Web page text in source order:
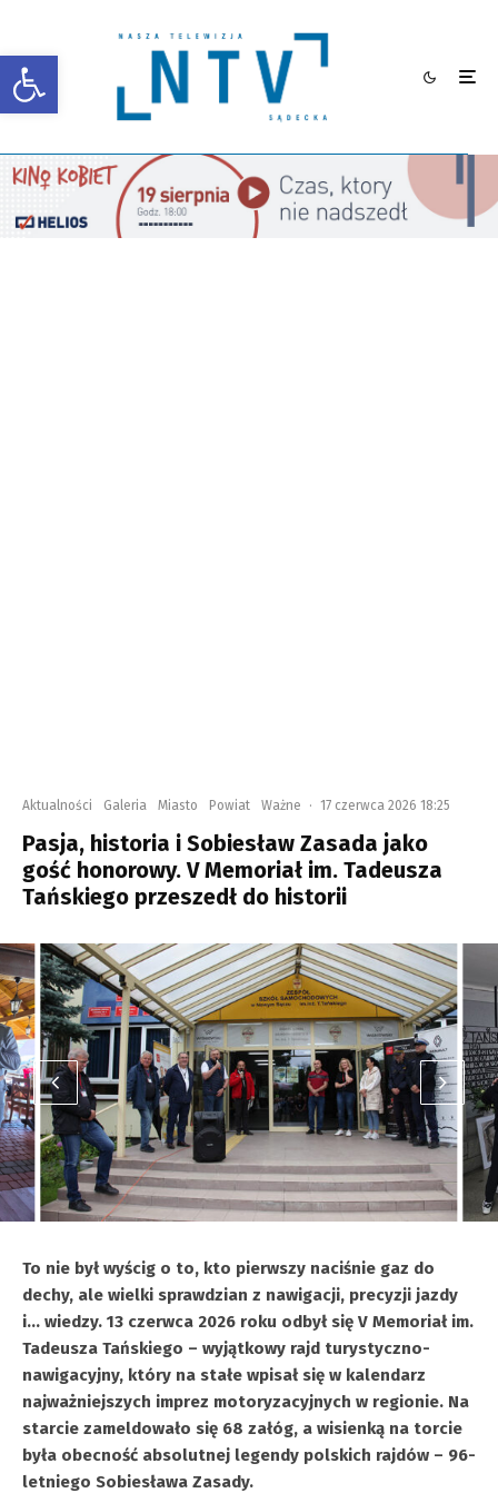
Otwórz pasek narzędzi
Aktualności Galeria Miasto Powiat Ważne · 17 czerwca 2026 18:25
Pasja, historia i Sobiesław Zasada jako
gość honorowy. V Memoriał im. Tadeusza
Tańskiego przeszedł do historii
To nie był wyścig o to, kto pierwszy naciśnie gaz do
dechy, ale wielki sprawdzian z nawigacji, precyzji jazdy
i… wiedzy. 13 czerwca 2026 roku odbył się V Memoriał im.
Tadeusza Tańskiego – wyjątkowy rajd turystyczno-
nawigacyjny, który na stałe wpisał się w kalendarz
najważniejszych imprez motoryzacyjnych w regionie. Na
starcie zameldowało się 68 załóg, a wisienką na torcie
była obecność absolutnej legendy polskich rajdów – 96-
letniego Sobiesława Zasady.